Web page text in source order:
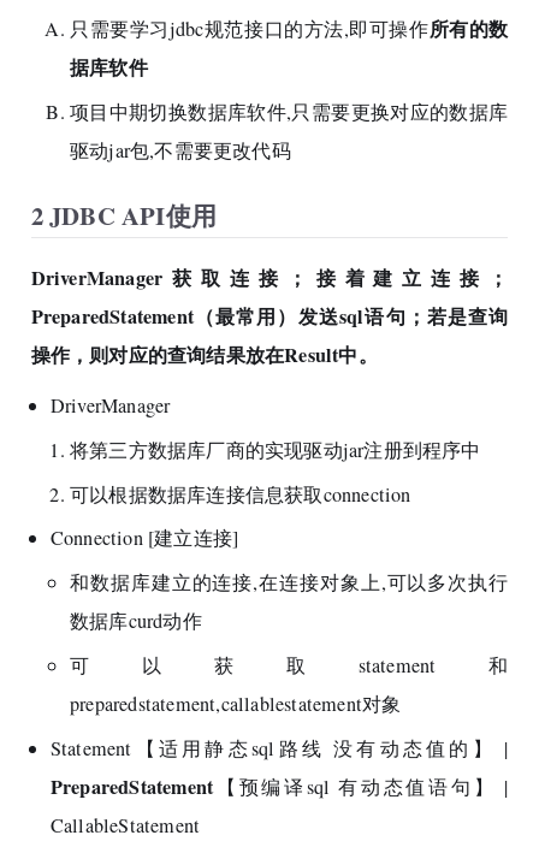
只需要学习jdbc规范接口的方法,即可操作所有的数
据库软件
项目中期切换数据库软件,只需要更换对应的数据库
驱动jar包,不需要更改代码
2 JDBC API使用
DriverManager获取连接；接着建立连接；
PreparedStatement（最常用）发送sql语句；若是查询
操作，则对应的查询结果放在Result中。
DriverManager
将第三方数据库厂商的实现驱动jar注册到程序中
可以根据数据库连接信息获取connection
Connection [建立连接]
和数据库建立的连接,在连接对象上,可以多次执行
数据库curd动作
可以获取statement和
preparedstatement,callablestatement对象
Statement【适用静态sql路线 没有动态值的】 |
PreparedStatement【预编译sql 有动态值语句】 |
CallableStatement